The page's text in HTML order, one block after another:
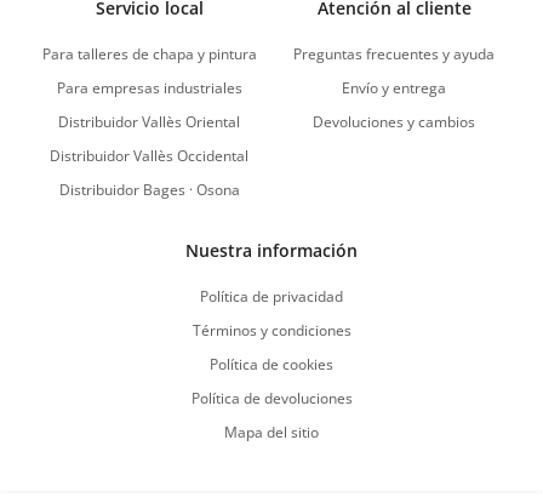
Servicio local
Para talleres de chapa y pintura
Para empresas industriales
Distribuidor Vallès Oriental
Distribuidor Vallès Occidental
Distribuidor Bages · Osona
Atención al cliente
Preguntas frecuentes y ayuda
Envío y entrega
Devoluciones y cambios
Nuestra información
Política de privacidad
Términos y condiciones
Política de cookies
Política de devoluciones
Mapa del sitio